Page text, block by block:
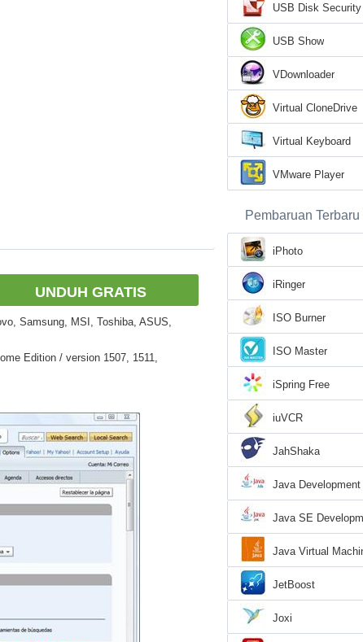
UNDUH GRATIS
Samsung, MSI, Toshiba, ASUS,
Edition / version 1507, 1511,
USB Disk Security
USB Show
VDownloader
Virtual CloneDrive
Virtual Keyboard
VMware Player
Pembaruan Terbaru
iPhoto
iRinger
ISO Burner
ISO Master
iSpring Free
iuVCR
JahShaka
Java
Java SE
Java Virtual
JetBoost
Joxi